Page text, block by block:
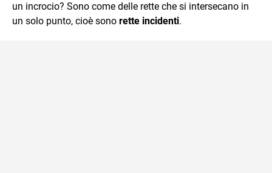
un incrocio? Sono come delle rette che si intersecano in
un solo punto, cioè sono rette incidenti.